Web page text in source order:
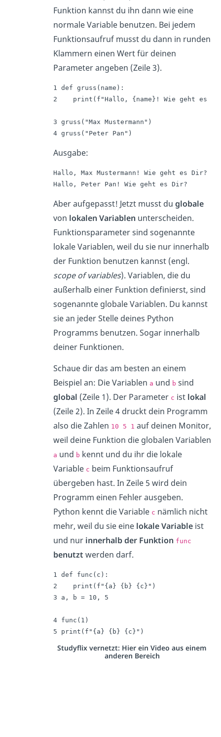
Funktion kannst du ihn dann wie eine
normale Variable benutzen. Bei jedem
Funktionsaufruf musst du dann in runden
Klammern einen Wert für deinen
Parameter angeben (Zeile 3).
1 def gruss(name):
2    print(f"Hallo, {name}! Wie geht es
3 gruss("Max Mustermann")
4 gruss("Peter Pan")
Ausgabe:
Hallo, Max Mustermann! Wie geht es Dir?
Hallo, Peter Pan! Wie geht es Dir?
Aber aufgepasst! Jetzt musst du globale
von lokalen Variablen unterscheiden.
Funktionsparameter sind sogenannte
lokale Variablen, weil du sie nur innerhalb
der Funktion benutzen kannst (engl.
scope of variables). Variablen, die du
außerhalb einer Funktion definierst, sind
sogenannte globale Variablen. Du kannst
sie an jeder Stelle deines Python
Programms benutzen. Sogar innerhalb
deiner Funktionen.
Schaue dir das am besten an einem
Beispiel an: Die Variablen a und b sind
global (Zeile 1). Der Parameter c ist lokal
(Zeile 2). In Zeile 4 druckt dein Programm
also die Zahlen 10 5 1 auf deinen Monitor,
weil deine Funktion die globalen Variablen
a und b kennt und du ihr die lokale
Variable c beim Funktionsaufruf
übergeben hast. In Zeile 5 wird dein
Programm einen Fehler ausgeben.
Python kennt die Variable c nämlich nicht
mehr, weil du sie eine lokale Variableist
und nur innerhalb der Funktion func
benutzt werden darf.
1 def func(c):
2    print(f"{a} {b} {c}")
3 a, b = 10, 5
4 func(1)
5 print(f"{a} {b} {c}")
Studyflix vernetzt: Hier ein Video aus einem
anderen Bereich